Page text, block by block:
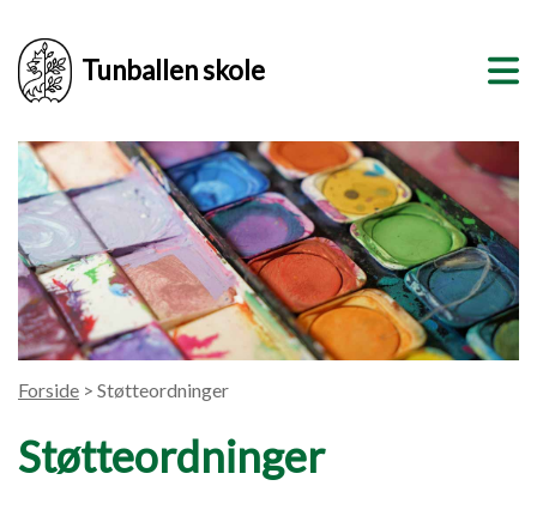
Tunballen skole
Forside > Støtteordninger
Støtteordninger